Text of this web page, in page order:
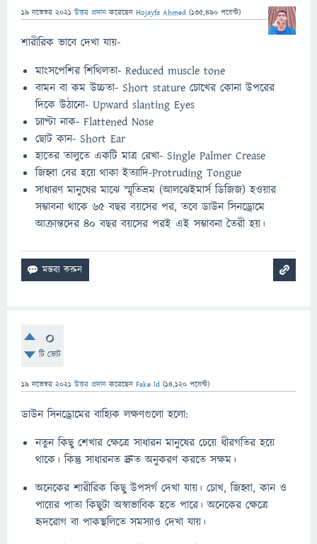
19 নভেম্বর 2021 উত্তর প্রদান করেছেন Hojayfa Ahmed (135,490 পয়েন্ট)
শারীরিক ভাবে দেখা যায়-
মাংসপেশির শিথিলতা- Reduced muscle tone
বামন বা কম উচ্চতা- Short stature চোখের কোনা উপরের
দিকে উঠানো- Upward slanting Eyes
চ্যাপ্টা নাক- Flattened Nose
ছোট কান- Short Ear
হাতের তালুতে একটি মাত্র রেখা- Single Palmer Crease
জিহ্বা বের হয়ে থাকা ইত্যাদি-Protruding Tongue
সাধারণ মানুষের মাঝে স্মৃতিভ্রম (আলঝেইমার্স ডিজিজ) হওয়ার
সম্ভাবনা থাকে ৬৫ বছর বয়সের পর, তবে ডাউন সিনড্রোমে
আক্রান্তদের ৪০ বছর বয়সের পরই এই সম্ভাবনা তৈরী হয়।
0
টি ভোট
19 নভেম্বর 2021 উত্তর প্রদান করেছেন Fake Id (14,120 পয়েন্ট)
ডাউন সিনড্রোমের বাহ্যিক লক্ষণগুলো হলো:
নতুন কিছু শেখার ক্ষেত্রে সাধারন মানুষের চেয়ে ধীরগতির হয়ে
থাকে। কিন্তু সাধারনত দ্রুত অনুকরণ করতে সক্ষম।
অনেকের শারীরিক কিছু উপসর্গ দেখা যায়। চোখ, জিহ্বা, কান ও
পায়ের পাতা কিছুটা অস্বাভাবিক হতে পারে। অনেকের ক্ষেত্রে
হৃদরোগ বা পাকস্থলিতে সমস্যাও দেখা যায়।